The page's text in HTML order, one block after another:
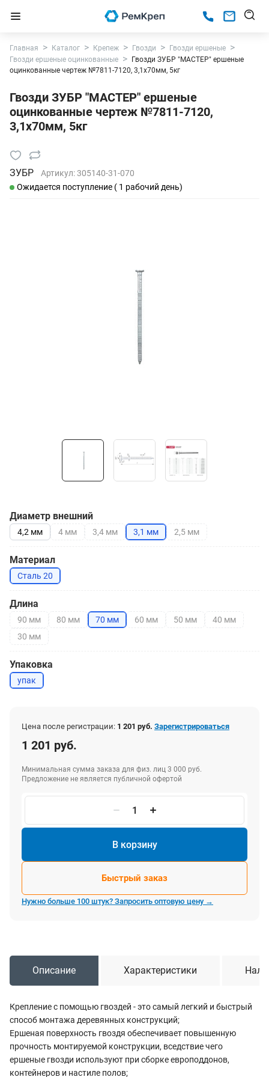
Главная Каталог Крепеж Гвозди
Гвозди ершеные
Гвозди ершеные оцинкованные
Гвозди ЗУБР "МАСТЕР" ершеные
оцинкованные чертеж №7811-7120, 3,1х70мм, 5кг
Гвозди ЗУБР "МАСТЕР" ершеные
оцинкованные чертеж №7811-7120,
3,1х70мм, 5кг
ЗУБР Артикул:305140-31-070
Ожидается поступление ( 1 рабочий день)
Диаметр внешний
4,2 мм 4 мм 3,4 мм 3,1 мм 2,5 мм
Материал
Сталь 20
Длина
90 мм 80 мм 70 мм 60 мм 50 мм
40 мм
30 мм
Упаковка
упак
Цена после регистрации: 1 201 руб. Зарегистрироваться
1 201 руб.
Минимальная сумма заказа для физ. лиц 3 000 руб.
Предложение не является публичной офертой
В корзину
Быстрый заказ
Нужно больше 100 штук? Запросить оптовую цену →
Описание Характеристики
Крепление с помощью гвоздей - это самый легкий и быстрый
способ монтажа деревянных конструкций;
Ершеная поверхность гвоздя обеспечивает повышенную
прочность монтируемой конструкции, вседствие чего
ершеные гвозди используют при сборке европоддонов,
контейнеров и настиле полов;